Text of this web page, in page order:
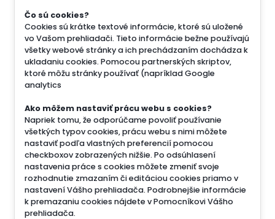
Čo sú cookies?
Cookies sú krátke textové informácie, ktoré sú uložené
vo Vašom prehliadači. Tieto informácie bežne používajú
všetky webové stránky a ich prechádzaním dochádza k
ukladaniu cookies. Pomocou partnerských skriptov,
ktoré môžu stránky používať (napríklad Google
analytics
Ako môžem nastaviť prácu webu s cookies?
Napriek tomu, že odporúčame povoliť používanie
všetkých typov cookies, prácu webu s nimi môžete
nastaviť podľa vlastných preferencií pomocou
checkboxov zobrazených nižšie. Po odsúhlasení
nastavenia práce s cookies môžete zmeniť svoje
rozhodnutie zmazaním či editáciou cookies priamo v
nastavení Vášho prehliadača. Podrobnejšie informácie
k premazaniu cookies nájdete v Pomocníkovi Vášho
prehliadača.